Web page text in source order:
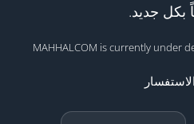
بكل جديد.
MAHHALCOM is currently under